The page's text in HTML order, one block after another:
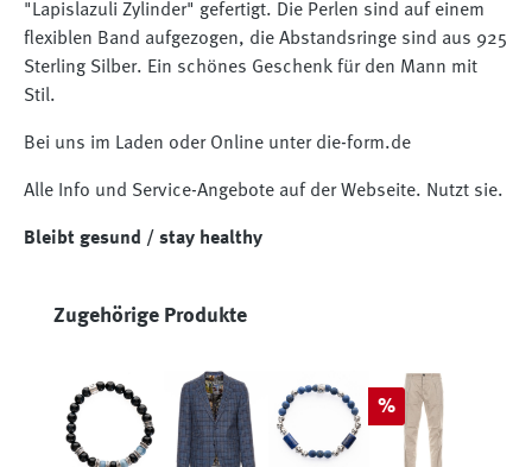
"Lapislazuli Zylinder" gefertigt. Die Perlen sind auf einem
flexiblen Band aufgezogen, die Abstandsringe sind aus 925
Sterling Silber. Ein schönes Geschenk für den Mann mit
Stil.
Bei uns im Laden oder Online unter die-form.de
Alle Info und Service-Angebote auf der Webseite. Nutzt sie.
Bleibt gesund / stay healthy
Produktgalerie überspringen
Zugehörige Produkte
Rabatt
%